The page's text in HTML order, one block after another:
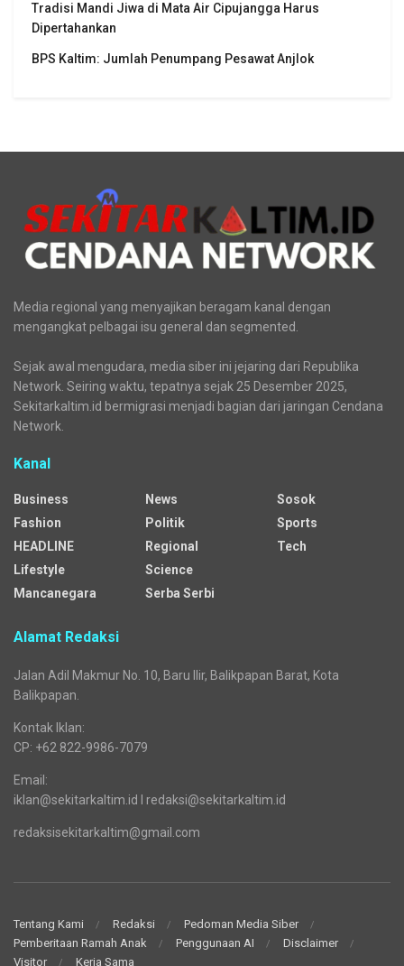
Tradisi Mandi Jiwa di Mata Air Cipujangga Harus
Dipertahankan
BPS Kaltim: Jumlah Penumpang Pesawat Anjlok
Media regional yang menyajikan beragam kanal dengan
mengangkat pelbagai isu general dan segmented.
Sejak awal mengudara, media siber ini jejaring dari Republika
Network. Seiring waktu, tepatnya sejak 25 Desember 2025,
Sekitarkaltim.id bermigrasi menjadi bagian dari jaringan Cendana
Network.
Kanal
Business
Fashion
HEADLINE
Lifestyle
Mancanegara
News
Politik
Regional
Science
Serba Serbi
Sosok
Sports
Tech
Alamat Redaksi
Jalan Adil Makmur No. 10, Baru Ilir, Balikpapan Barat, Kota
Balikpapan.
Kontak Iklan:
CP: +62 822-9986-7079
Email:
iklan@sekitarkaltim.id I redaksi@sekitarkaltim.id
redaksisekitarkaltim@gmail.com
Tentang Kami Redaksi
Pedoman Media Siber
Pemberitaan Ramah Anak
Penggunaan AI
Disclaimer
Visitor
Kerja Sama